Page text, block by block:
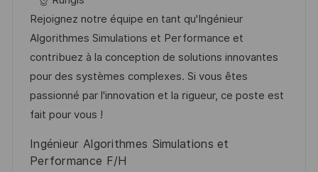
l
i
s
a
t
i
n
d
’
a
f
f
h
é
r
e
n
c
e
u
t
é
g
o
r
i
Rejoignez notre équipe en tant qu'Ingénieur
Algorithmes Simulations et Performance et
contribuez à la conception de solutions innovantes
pour des systèmes complexes. Si vous êtes
passionné par l'innovation et la rigueur, ce poste est
fait pour vous !
Ingénieur Algorithmes Simulations et
Performance F/H